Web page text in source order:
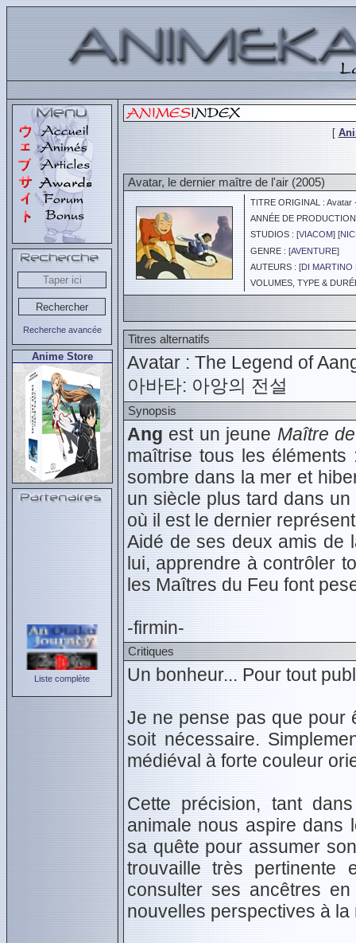
Recherche avancée
Anime Store
Liste complète
[
Avatar, le dernier maître de l'air (2005)
TITRE ORIGINAL : Avatar
ANNÉE DE
STUDIOS : [VIACOM] [
GENRE : [AVENTURE]
AUTEURS : [DI MARTINO
VOLUMES, TYPE &
Titres alternatifs
Avatar : The Legend of
아바타: 아앙의 전설
Synopsis
Ang est un jeune Maître
maîtrise tous les
sombre dans la mer et
un siècle plus tard dans
où il est le dernier
Aidé de ses deux amis de
lui, apprendre à contrôler
les Maîtres du Feu font
-firmin-
Critiques
Un bonheur... Pour tout
Je ne pense pas que pour
soit nécessaire.
médiéval à forte couleur
Cette précision, tant
animale nous aspire dans
sa quête pour assumer
trouvaille très pertinente
consulter ses ancêtres
nouvelles perspectives à